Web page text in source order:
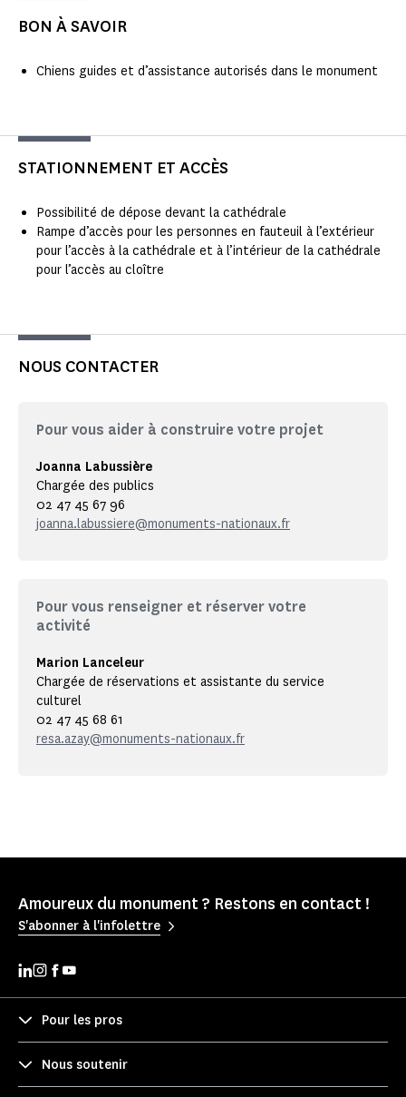
BON À SAVOIR
Chiens guides et d’assistance autorisés dans le monument
STATIONNEMENT ET ACCÈS
Possibilité de dépose devant la cathédrale
Rampe d’accès pour les personnes en fauteuil à l’extérieur
pour l’accès à la cathédrale et à l’intérieur de la cathédrale
pour l’accès au cloître
NOUS CONTACTER
Pour vous aider à construire votre projet
Joanna Labussière
Chargée des publics
02 47 45 67 96
joanna.labussiere@monuments-nationaux.fr
Pour vous renseigner et réserver votre
activité
Marion Lanceleur
Chargée de réservations et assistante du service
culturel
02 47 45 68 61
resa.azay@monuments-nationaux.fr
Amoureux du monument ? Restons en contact !
S'abonner à l'infolettre
Pour les pros
Nous soutenir